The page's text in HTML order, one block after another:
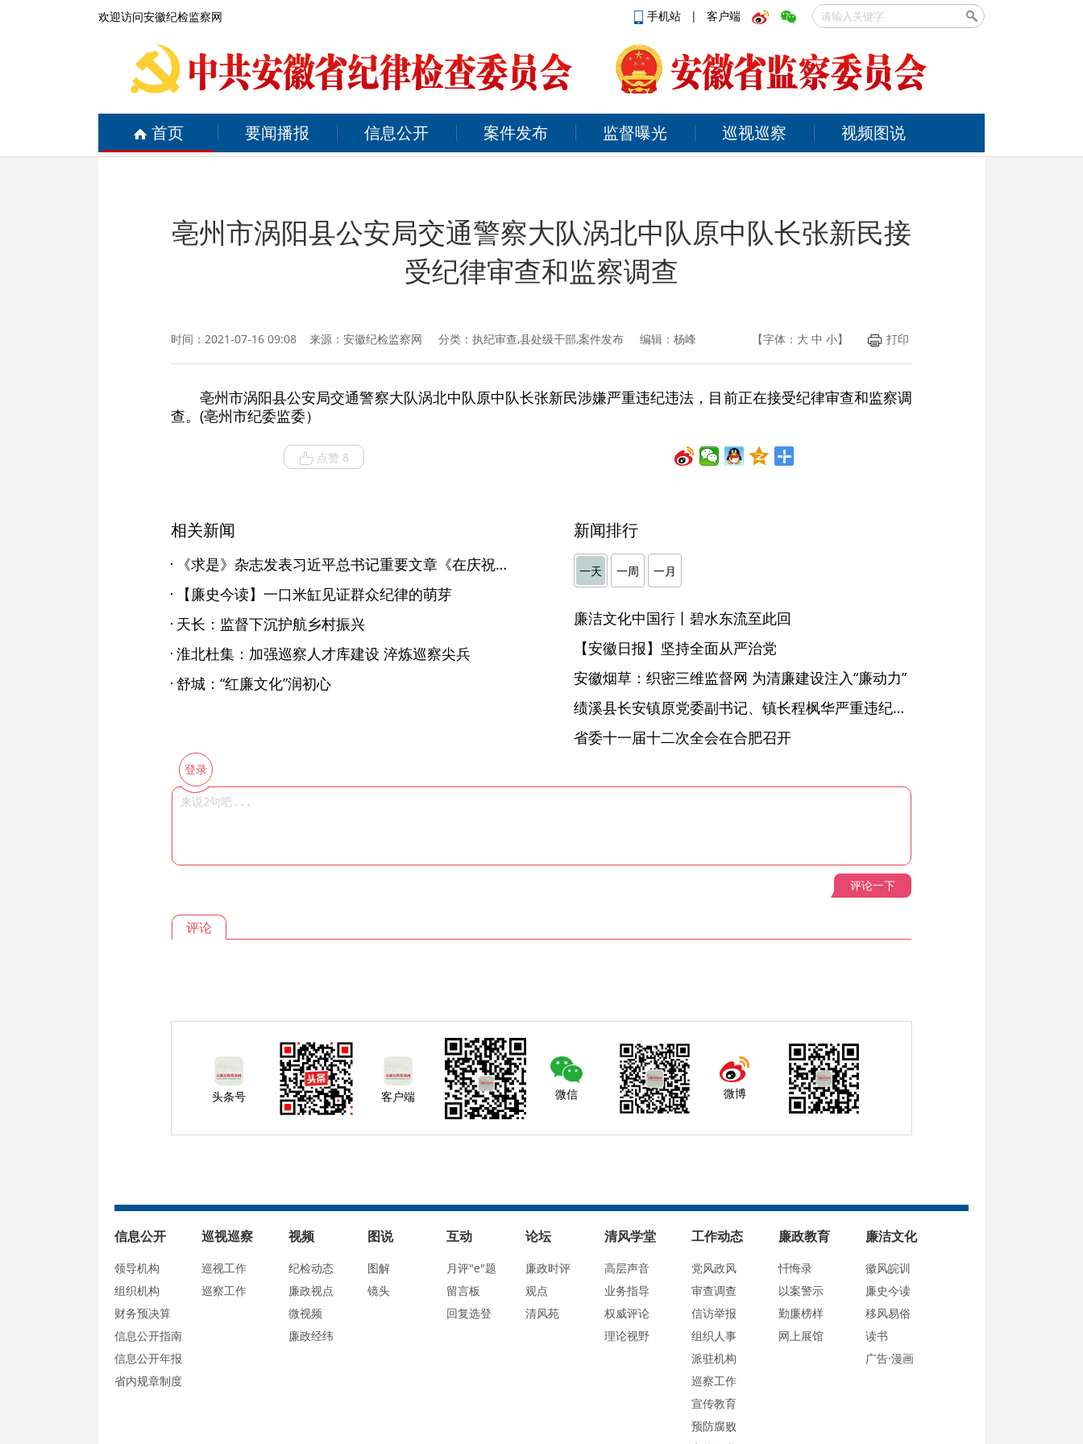
欢迎访问安徽纪检监察网 手机站 | 客户端
首页 要闻播报 信息公开 案件发布 监督曝光 巡视巡察 视频图说
亳州市涡阳县公安局交通警察大队涡北中队原中队长张新民接
受纪律审查和监察调查
时间：2021-07-16 09:08 来源： 安徽纪检监察网 分类：执纪审查,县处级干部,案件发布 编辑：杨峰 【字体： 大 中 小】 打印
亳州市涡阳县公安局交通警察大队涡北中队原中队长张新民涉嫌严重违纪违法，目前正在接受纪律审查和监察调
查。(亳州市纪委监委）
点赞 8
相关新闻
《求是》杂志发表习近平总书记重要文章《在庆祝中国共产党成立100周年大会上的讲话》
【廉史今读】一口米缸见证群众纪律的萌芽
天长：监督下沉护航乡村振兴
淮北杜集：加强巡察人才库建设 淬炼巡察尖兵
舒城：“红廉文化”润初心
新闻排行
一天 一周 一月
廉洁文化中国行丨碧水东流至此回
【安徽日报】坚持全面从严治党
安徽烟草：织密三维监督网 为清廉建设注入“廉动力”
绩溪县长安镇原党委副书记、镇长程枫华严重违纪违法被开除党籍和公职
省委十一届十二次全会在合肥召开
登录
评论一下
评论
头条号 客户端 微信 微博
信息公开
领导机构
组织机构
财务预决算
信息公开指南
信息公开年报
省内规章制度
巡视巡察
巡视工作
巡察工作
视频
纪检动态
廉政视点
微视频
廉政经纬
图说
图解
镜头
互动
月评"e"题
留言板
回复选登
论坛
廉政时评
观点
清风苑
清风学堂
高层声音
业务指导
权威评论
理论视野
工作动态
党风政风
审查调查
信访举报
组织人事
派驻机构
巡察工作
宣传教育
预防腐败
廉政教育
忏悔录
以案警示
勤廉榜样
网上展馆
廉洁文化
徽风皖训
廉史今读
移风易俗
读书
广告·漫画